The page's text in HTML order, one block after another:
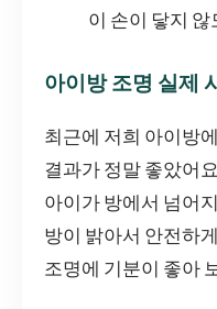
이 손이 닿지
아이방 조명 실제
최근에 저희 아이방에
결과가 정말 좋았어
아이가 방에서 넘어
방이 밝아서 안전하
조명에 기분이 좋아